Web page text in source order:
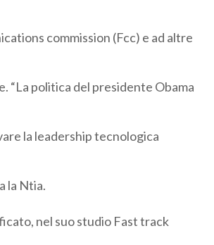
commission (Fcc) e ad altre
“La politica del presidente Obama
la leadership tecnologica
la Ntia.
nel suo studio Fast track